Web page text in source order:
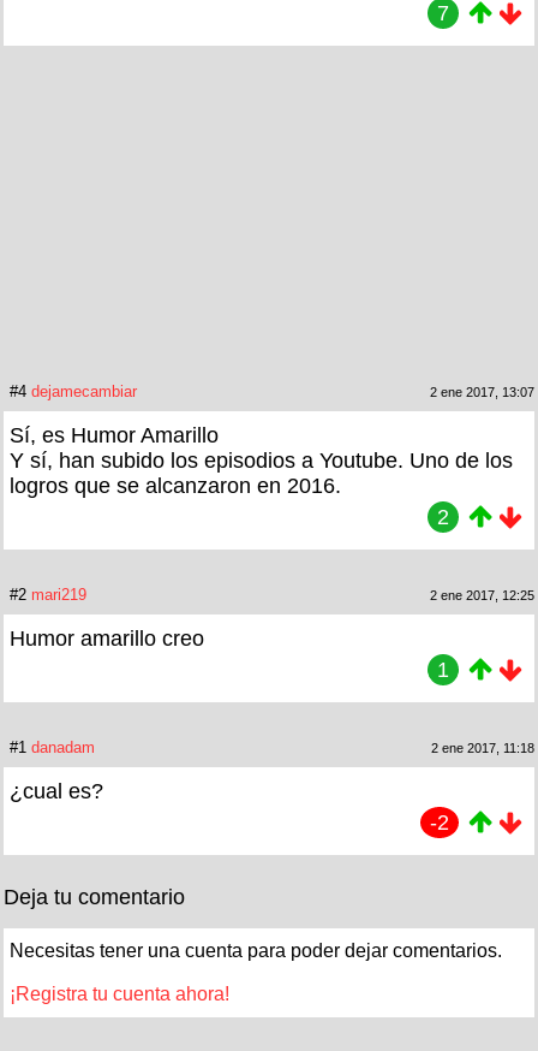
7
#4 dejamecambiar 2 ene 2017, 13:07
Sí, es Humor Amarillo
Y sí, han subido los episodios a Youtube. Uno de los
logros que se alcanzaron en 2016.
2
#2 mari219 2 ene 2017, 12:25
Humor amarillo creo
1
#1 danadam 2 ene 2017, 11:18
¿cual es?
-2
Deja tu comentario
Necesitas tener una cuenta para poder dejar comentarios.
¡Registra tu cuenta ahora!